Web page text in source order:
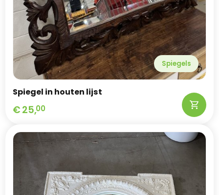
Spiegels
Spiegel in houten lijst
€25,00